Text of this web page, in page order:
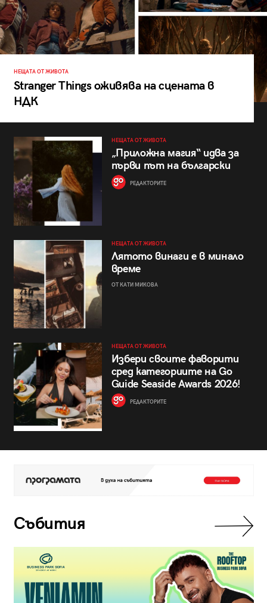
НЕЩАТА ОТ ЖИВОТА
Stranger Things оживява на сцената в
НДК
НЕЩАТА ОТ ЖИВОТА
„Приложна магия“ идва за
първи път на български
РЕДАКТОРИТЕ
НЕЩАТА ОТ ЖИВОТА
Лятото винаги е в минало
време
ОТ КАТИ МИКОВА
НЕЩАТА ОТ ЖИВОТА
Избери своите фаворити
сред категориите на Go
Guide Seaside Awards 2026!
РЕДАКТОРИТЕ
Събития